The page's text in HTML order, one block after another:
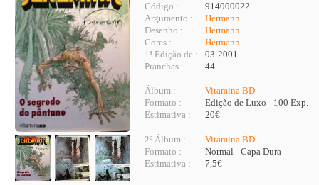
Código :
914000022
Argumento :
Hermann
Desenho :
Hermann
Cores :
Hermann
1ª Edição de :
03-2001
Pranchas :
44
Álbum :
Vitamina BD
Formato :
Edição de Luxo - 100 Exp.
Estimativa :
20€
2º Álbum :
Vitamina BD
Formato :
Normal - Capa Dura
Estimativa :
7,5€